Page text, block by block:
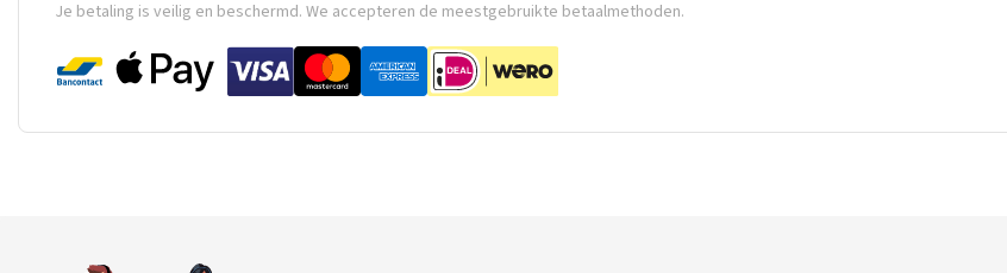
Je betaling is veilig en beschermd. We accepteren de meestgebruikte betaalmethoden.